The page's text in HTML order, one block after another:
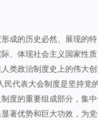
成的历史必然、展现的
、体现社会主义国家性
类政治制度史上的伟大
民代表大会制度是坚持
度的重要组成部分，集
著优势和巨大功效，为